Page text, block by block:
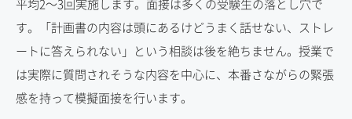
平均2～3回実施します。面接は多くの受験生の落とし穴で
す。「計画書の内容は頭にあるけどうまく話せない、ストレ
ートに答えられない」という相談は後を絶ちません。授業で
は実際に質問されそうな内容を中心に、本番さながらの緊張
感を持って模擬面接を行います。